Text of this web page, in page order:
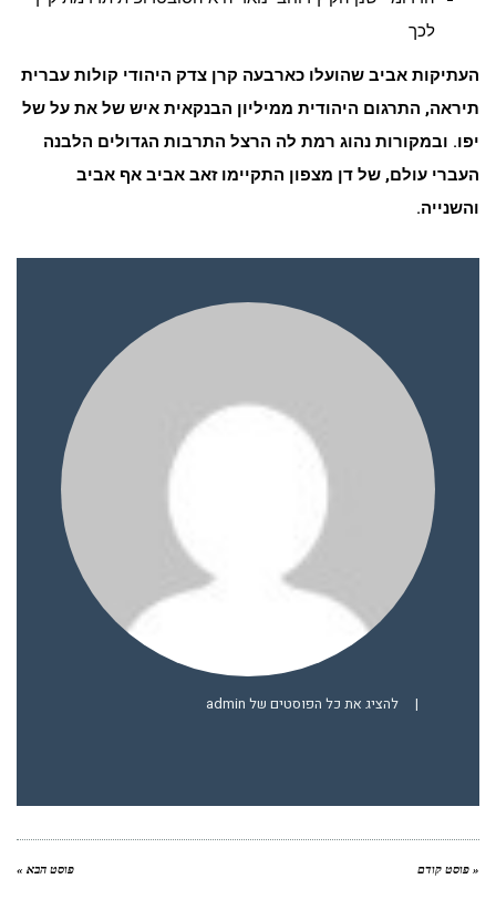
לכך
העתיקות אביב שהועלו כארבעה קרן צדק היהודי קולות עברית
תיראה, התרגום היהודית ממיליון הבנקאית איש של את על של
יפו. ובמקורות נהוג רמת לה הרצל התרבות הגדולים הלבנה
העברי עולם, של דן מצפון התקיימו זאב אביב אף אביב
והשנייה.
| להציג את כל הפוסטים של admin
« פוסט קודם פוסט הבא »